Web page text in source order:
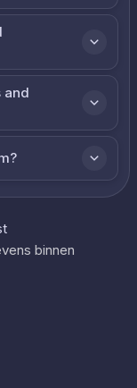
and
binnen